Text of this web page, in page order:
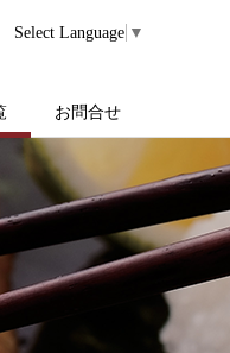
Select Language ▼
お問合せ